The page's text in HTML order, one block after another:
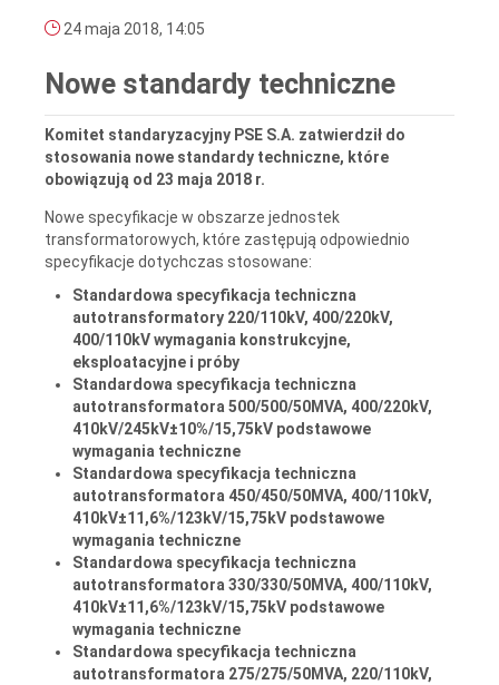
24 maja 2018, 14:05
Nowe standardy techniczne
Komitet standaryzacyjny PSE S.A. zatwierdził do
stosowania nowe standardy techniczne, które
obowiązują od 23 maja 2018 r.
Nowe specyfikacje w obszarze jednostek
transformatorowych, które zastępują odpowiednio
specyfikacje dotychczas stosowane:
Standardowa specyfikacja techniczna
autotransformatory 220/110kV, 400/220kV,
400/110kV wymagania konstrukcyjne,
eksploatacyjne i próby
Standardowa specyfikacja techniczna
autotransformatora 500/500/50MVA, 400/220kV,
410kV/245kV±10%/15,75kV podstawowe
wymagania techniczne
Standardowa specyfikacja techniczna
autotransformatora 450/450/50MVA, 400/110kV,
410kV±11,6%/123kV/15,75kV podstawowe
wymagania techniczne
Standardowa specyfikacja techniczna
autotransformatora 330/330/50MVA, 400/110kV,
410kV±11,6%/123kV/15,75kV podstawowe
wymagania techniczne
Standardowa specyfikacja techniczna
autotransformatora 275/275/50MVA, 220/110kV,